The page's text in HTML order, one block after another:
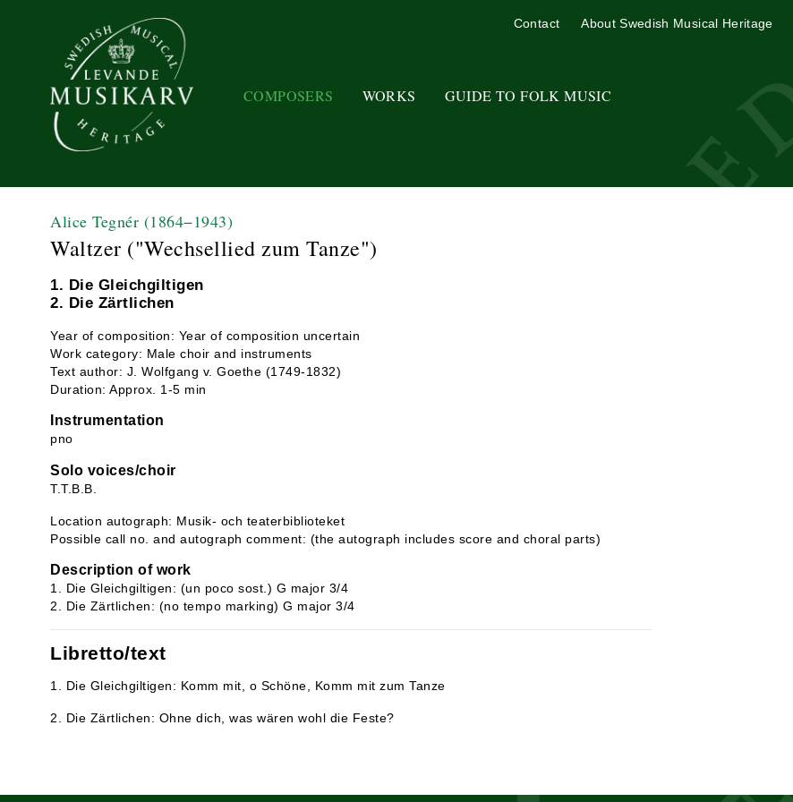
COMPOSERS WORKS GUIDE TO FOLK MUSIC
Contact About Swedish Musical Heritage
Alice Tegnér (1864−1943)
Waltzer ("Wechsellied zum Tanze")
1. Die Gleichgiltigen
2. Die Zärtlichen
Year of composition: Year of composition uncertain
Work category: Male choir and instruments
Text author: J. Wolfgang v. Goethe (1749-1832)
Duration: Approx. 1-5 min
Instrumentation
pno
Solo voices/choir
T.T.B.B.
Location autograph: Musik- och teaterbiblioteket
Possible call no. and autograph comment: (the autograph includes score and choral parts)
Description of work
1. Die Gleichgiltigen: (un poco sost.) G major 3/4
2. Die Zärtlichen: (no tempo marking) G major 3/4
Libretto/text
1. Die Gleichgiltigen: Komm mit, o Schöne, Komm mit zum Tanze
2. Die Zärtlichen: Ohne dich, was wären wohl die Feste?